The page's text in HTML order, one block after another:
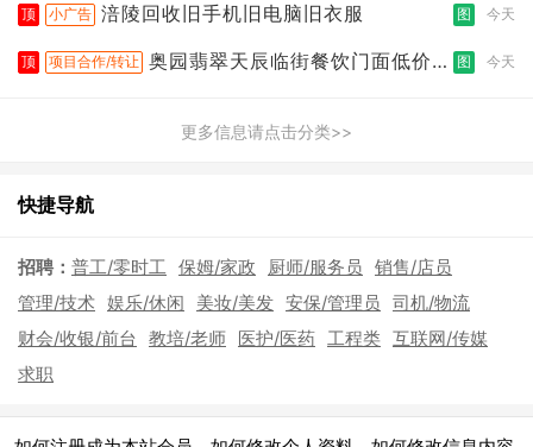
顶 小广告 涪陵回收旧手机旧电脑旧衣服 图 今天
顶 项目合作/转让 奥园翡翠天辰临街餐饮门面低价转
图 今天
更多信息请点击分类>>
快捷导航
招聘： 普工/零时工 保姆/家政 厨师/服务员 销售/店员
管理/技术 娱乐/休闲 美妆/美发 安保/管理员 司机/物流
财会/收银/前台 教培/老师 医护/医药 工程类 互联网/传媒
求职